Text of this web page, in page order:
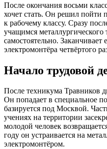
После окончания восьми
хочет стать. Он решил пойти
к рабочему классу. Сразу
учащимся металлургического
самостоятельно. Заканчивает
электромонтёра четвёртого
Начало трудовой
После техникума Травников
Он попадает в специальное
базируется под Москвой.
учениях на территории
молодой человек
году он устраивается на
электромонтёром.